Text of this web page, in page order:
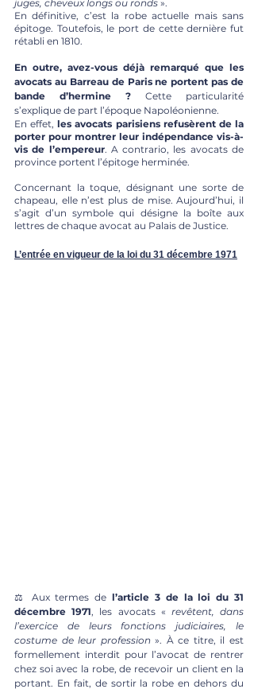
juges, cheveux longs ou ronds ».
En définitive, c’est la robe actuelle mais sans
épitoge. Toutefois, le port de cette dernière fut
rétabli en 1810.
En outre, avez-vous déjà remarqué que les
avocats au Barreau de Paris ne portent pas de
bande d’hermine ? Cette particularité
s’explique de part l’époque Napoléonienne.
En effet, les avocats parisiens refusèrent de la
porter pour montrer leur indépendance vis-à-
vis de l’empereur. A contrario, les avocats de
province portent l’épitoge herminée.
Concernant la toque, désignant une sorte de
chapeau, elle n’est plus de mise. Aujourd’hui, il
s’agit d’un symbole qui désigne la boîte aux
lettres de chaque avocat au Palais de Justice.
L’entrée en vigueur de la loi du 31 décembre 1971
⚖️ Aux termes de l’article 3 de la loi du 31
décembre 1971, les avocats « revêtent, dans
l’exercice de leurs fonctions judiciaires, le
costume de leur profession ». À ce titre, il est
formellement interdit pour l’avocat de rentrer
chez soi avec la robe, de recevoir un client en la
portant. En fait, de sortir la robe en dehors du